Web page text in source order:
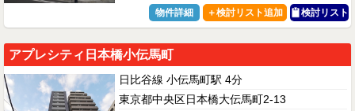
物件詳細 検討リスト
アプレシティ日本橋小伝馬町
日比谷線 小伝馬町駅 4分
東京都中央区日本橋大伝馬町2-13